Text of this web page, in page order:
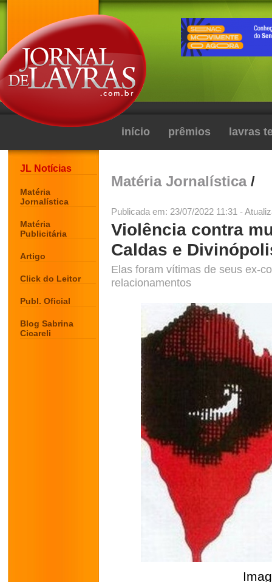
início prêmios lavras
JL Notícias
Matéria
Jornalística
Matéria
Publicitária
Artigo
Click do Leitor
Publ. Oficial
Blog Sabrina
Cicareli
Matéria Jornalística/
Publicada em: 23/07/2022 11:31 -
Violência contra
Caldas e
Elas foram vítimas de seus ex-
relacionamentos